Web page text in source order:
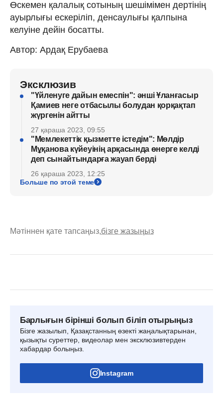
Өскемен қалалық сотының шешімімен дертінің
ауырлығы ескеріліп, денсаулығы қалпына
келуіне дейін босатты.
Автор: Ардақ Ерубаева
Эксклюзив
"Үйленуге дайын емеспін": әнші Ұланғасыр
Қамиев неге отбасылы болудан қорқақтап
жүргенін айтты
27 қараша 2023, 09:55
"Мемлекеттік қызметте істедім": Мөлдір
Мұқанова күйеуінің арқасында өнерге келді
деп сынайтындарға жауап берді
26 қараша 2023, 12:25
Больше по этой теме
Мәтіннен қате тапсаңыз,бізге жазыңыз
Барлығын бірінші болып біліп отырыңыз
Бізге жазылып, Қазақстанның өзекті жаңалықтарынан,
қызықты суреттер, видеолар мен эксклюзивтерден
хабардар болыңыз.
Instagram